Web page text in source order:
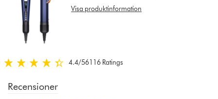
reviews
for
that
model
Visa produktinformation
4.4
av
4.4/56116 Ratings